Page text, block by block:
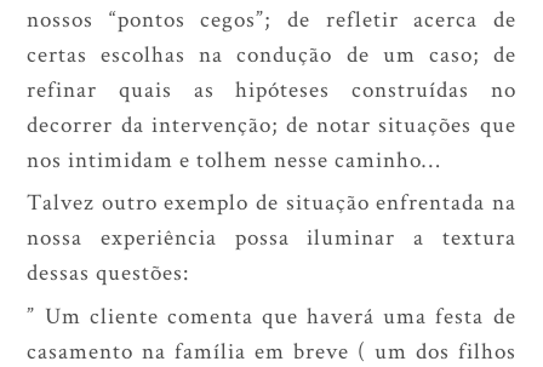
nossos “pontos cegos”; de refletir acerca de
certas escolhas na condução de um caso; de
refinar quais as hipóteses construídas no
decorrer da intervenção; de notar situações que
nos intimidam e tolhem nesse caminho…
Talvez outro exemplo de situação enfrentada na
nossa experiência possa iluminar a textura
dessas questões:
” Um cliente comenta que haverá uma festa de
casamento na família em breve ( um dos filhos